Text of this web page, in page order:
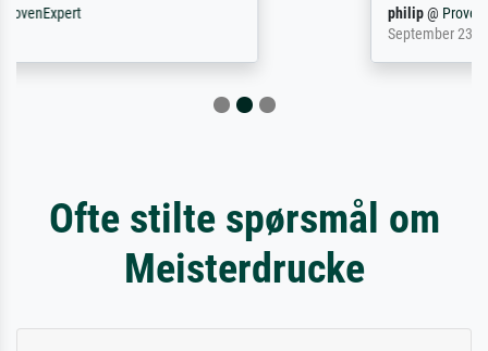
Ofte stilte spørsmål om
Meisterdrucke